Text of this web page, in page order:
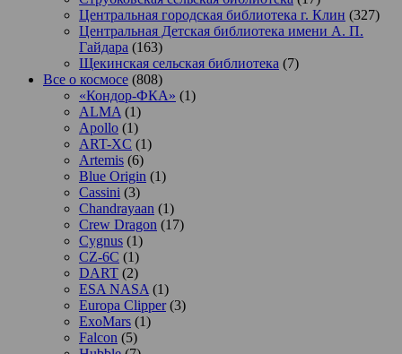
Центральная городская библиотека г. Клин (327)
Центральная Детская библиотека имени А. П.
Гайдара (163)
Щекинская сельская библиотека (7)
Все о космосе (808)
«Кондор-ФКА» (1)
ALMA (1)
Apollo (1)
ART-XC (1)
Artemis (6)
Blue Origin (1)
Cassini (3)
Chandrayaan (1)
Crew Dragon (17)
Cygnus (1)
CZ-6C (1)
DART (2)
ESA NASA (1)
Europa Clipper(3)
ExoMars (1)
Falcon (5)